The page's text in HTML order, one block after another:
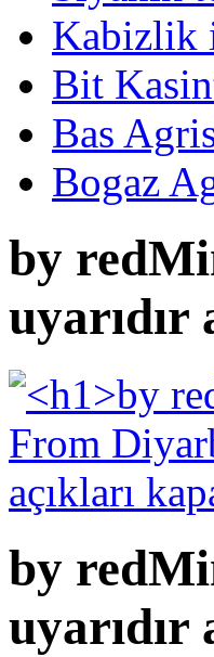
Kabizlik
Bit
Bas
Bogaz
by
uyarıdır
by
uyarıdır